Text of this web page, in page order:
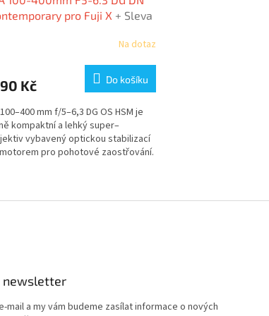
pro Fuji X + Sleva
Na dotaz
Kč Do košíku
mm f/5–6,3 DG OS HSM je
kompaktní a lehký super–
vybavený optickou stabilizací
motorem pro pohotové zaostřování.
v
newsletter
mail a my vám budeme zasílat informace o nových